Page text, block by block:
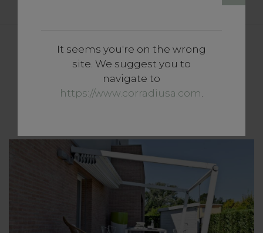
It seems you're on the wrong
site. We suggest you to
navigate to
https://www.corradiusa.com.
Insights
Cómo realizar un jardín
funcional: 5 consejos para